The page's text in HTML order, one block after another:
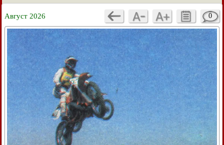
Август 2026 0